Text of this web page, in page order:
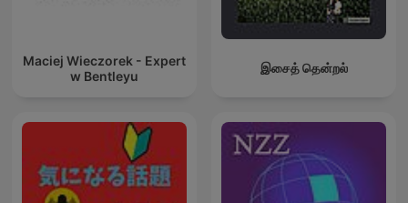
Maciej Wieczorek - Expert
w Bentleyu
இசைத் தென்றல்